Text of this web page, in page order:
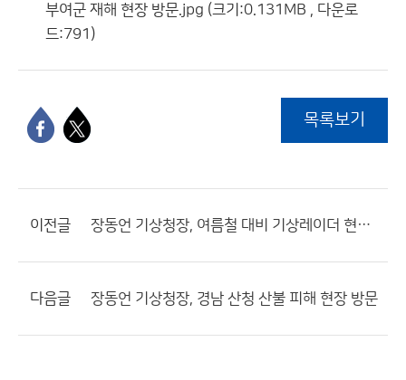
부여군 재해 현장 방문.jpg (크기:0.131MB , 다운로
드:791)
목록보기
이전글 장동언 기상청장, 여름철 대비 기상레이더 현장 점검
다음글 장동언 기상청장, 경남 산청 산불 피해 현장 방문